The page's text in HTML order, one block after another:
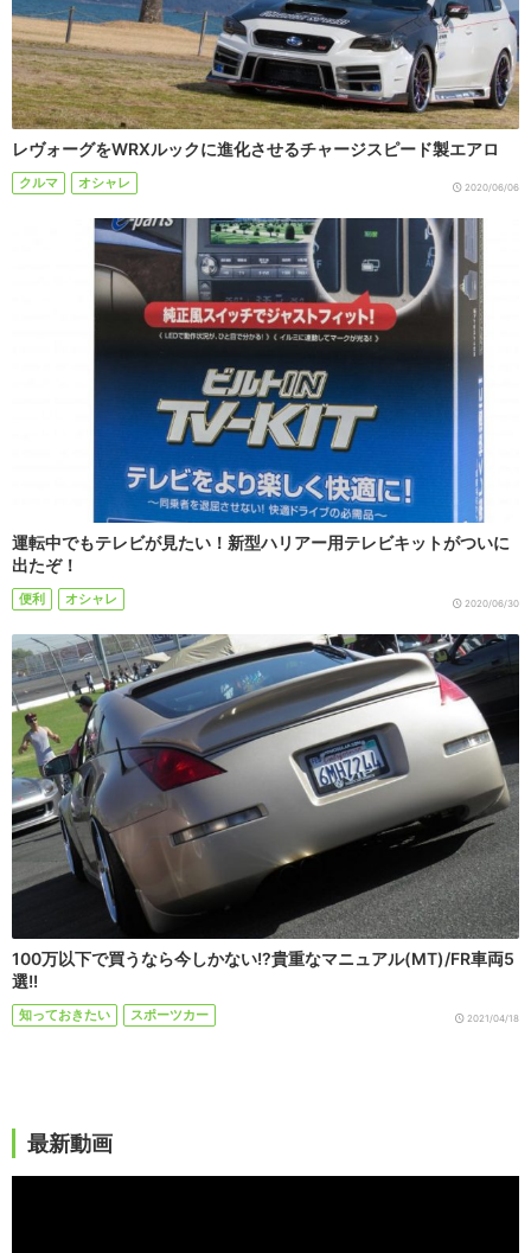
レヴォーグをWRXルックに進化させるチャージスピード製エアロ
クルマ オシャレ 2020/06/06
運転中でもテレビが見たい！新型ハリアー用テレビキットがついに
出たぞ！
便利 オシャレ 2020/06/30
100万以下で買うなら今しかない!?貴重なマニュアル(MT)/FR車両5
選!!
知っておきたい スポーツカー 2021/04/18
最新動画